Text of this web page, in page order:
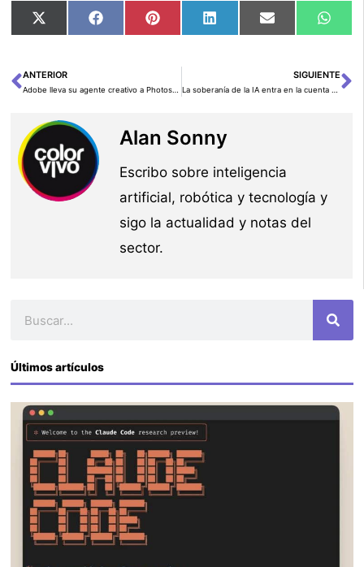
Compartir
en
X
Compartir
en
FacebookCompartir
en
PinterestCompartir
en
LinkedInCompartir
en
Email
en
Ant
ANTERIOR SIGUIENTE
Alan Sonny
Escribo sobre inteligencia
artificial, robótica y tecnología y
sigo la actualidad y notas del
sector.
Últimos artículos